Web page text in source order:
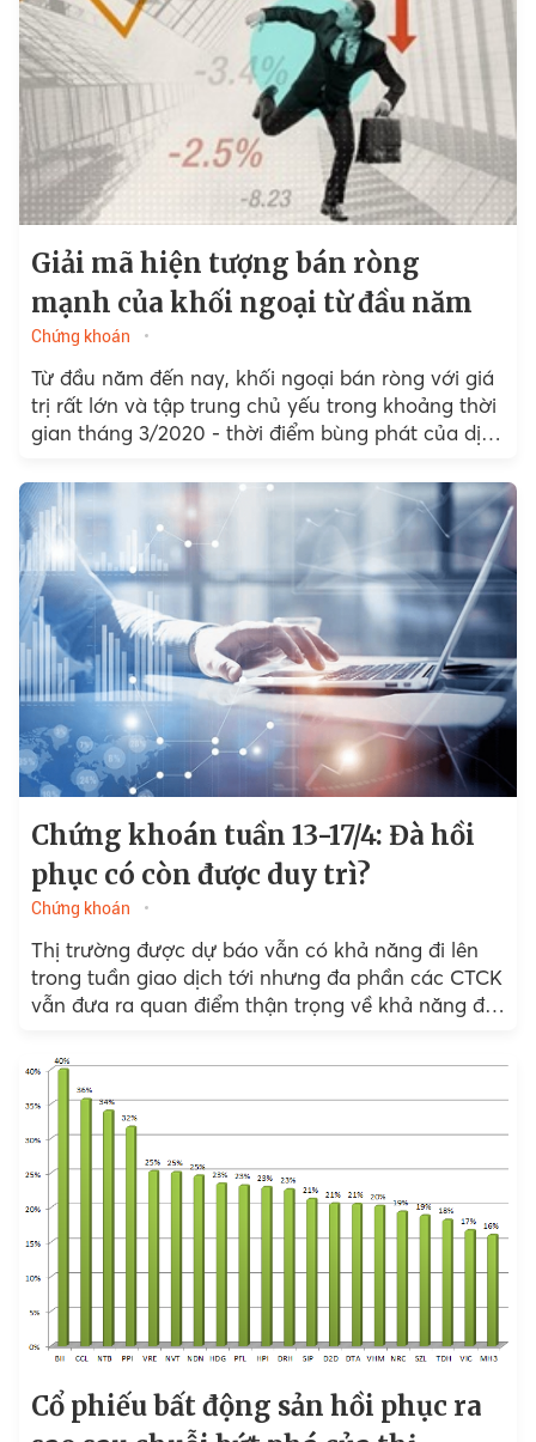
Giải mã hiện tượng bán ròng
mạnh của khối ngoại từ đầu năm
Chứng khoán
Từ đầu năm đến nay, khối ngoại bán ròng với giá
trị rất lớn và tập trung chủ yếu trong khoảng thời
gian tháng 3/2020 - thời điểm bùng phát của dịch
đến từ đâu?
Chứng khoán tuần 13-17/4: Đà hồi
phục có còn được duy trì?
Chứng khoán
Thị trường được dự báo vẫn có khả năng đi lên
trong tuần giao dịch tới nhưng đa phần các CTCK
vẫn đưa ra quan điểm thận trọng về khả năng đi
Cổ phiếu bất động sản hồi phục ra